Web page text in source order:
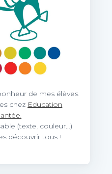
de mes élèves.
chez Education
(texte, couleur…)
découvrir tous !